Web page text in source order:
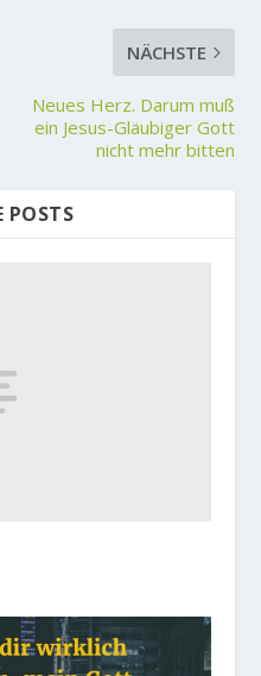
NÄCHSTE
Neues Herz. Darum muß
ein Jesus-Gläubiger Gott
nicht mehr bitten
POSTS